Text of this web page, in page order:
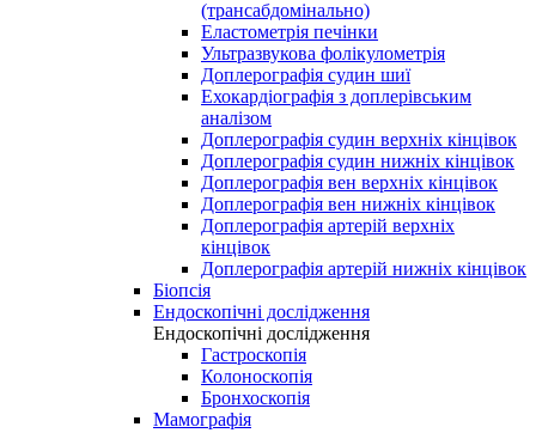
(трансабдомінально)
Еластометрія печінки
Ультразвукова фолікулометрія
Доплерографія судин шиї
Ехокардіографія з доплерівським
аналізом
Доплерографія судин верхніх кінцівок
Доплерографія судин нижніх кінцівок
Доплерографія вен верхніх кінцівок
Доплерографія вен нижніх кінцівок
Доплерографія артерій верхніх
кінцівок
Доплерографія артерій нижніх кінцівок
Біопсія
Ендоскопічні дослідження
Ендоскопічні дослідження
Гастроскопія
Колоноскопія
Бронхоскопія
Мамографія